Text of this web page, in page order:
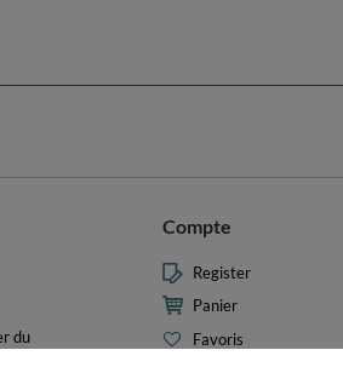
du
Compte
Register
Panier
Favoris